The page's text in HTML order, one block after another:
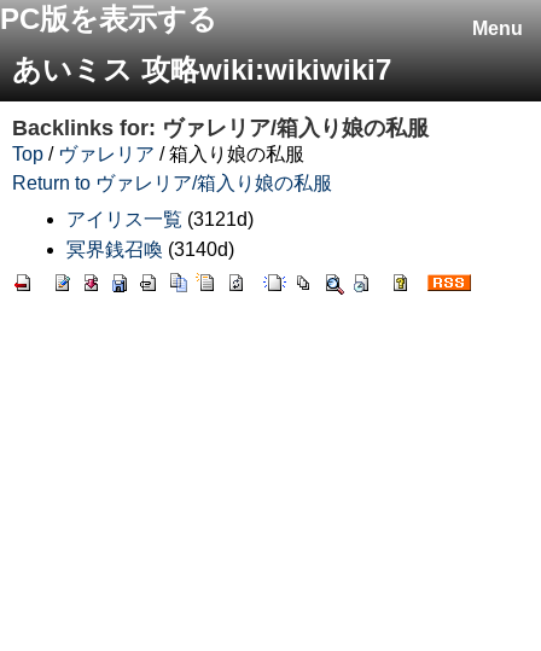
Menu
PC版を表示する
あいミス 攻略wiki:wikiwiki7
Backlinks for: ヴァレリア/箱入り娘の私服
Top / ヴァレリア / 箱入り娘の私服
Return to ヴァレリア/箱入り娘の私服
アイリス一覧 (3121d)
冥界銭召喚 (3140d)